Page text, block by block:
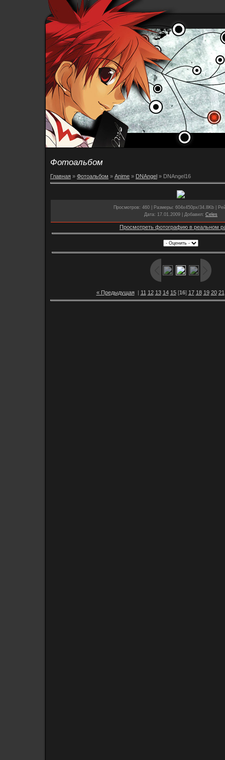
Фотоальбом
Главная » Фотоальбом » Anime » DNAngel » DNAngel16
Просмотров: 460 | Размеры: 604x450px/34.8Kb |
Дата: 17.01.2009 | Добавил: Celes
Просмотреть фотографию в реальном
« Предыдущая| 11 12 13 14 15[16] 17 18 19 20 21